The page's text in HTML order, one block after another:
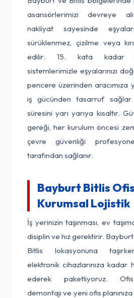
asansörlerimizi devreye
nakliyat sayesinde
sürüklenmez, çizilme veya
edilir. 15. kata kadar
sistemlerimizle eşyalarınızı
pencere üzerinden aracımıza
iş gücünden tasarruf
süresini yarı yarıya kısaltır.
gereği, her kurulum öncesi
çevre güvenliği
tarafından sağlanır.
Bayburt Bitlis Ofis
Kurumsal Lojistik
İş yerinizin taşınması, ev
disiplin ve hız gerektirir.
Bitlis lokasyonuna
elektronik cihazlarınıza
ederek paketliyoruz. Ofis
demontajı ve yeni ofis